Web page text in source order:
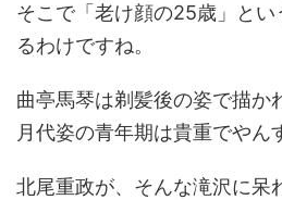
そこで「老け顔の25歳」と
るわけですね。
曲亭馬琴は剃髪後の姿で描か
月代姿の青年期は貴重でやん
北尾重政が、そんな滝沢に呆